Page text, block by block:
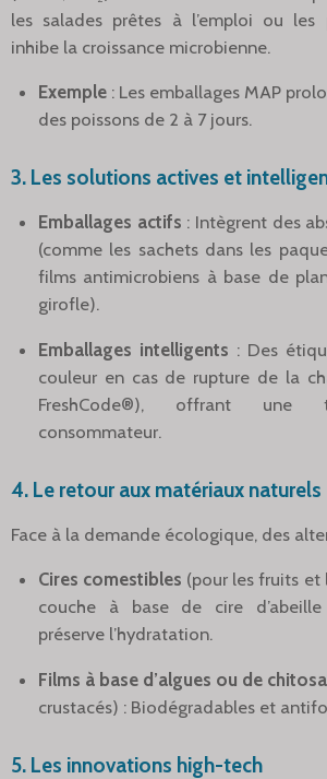
les salades prêtes à l’emploi ou les
inhibe la croissance microbienne.
Exemple : Les emballages MAP
des poissons de 2 à 7 jours.
3. Les solutions actives et
Emballages actifs : Intègrent des
(comme les sachets dans les
films antimicrobiens à base de
girofle).
Emballages intelligents : Des
couleur en cas de rupture de la
FreshCode®), offrant une
consommateur.
4. Le retour aux matériaux naturels
Face à la demande écologique, des
Cires comestibles (pour les fruits et
couche à base de cire
préserve l’hydratation.
Films à base d’algues ou de
crustacés) : Biodégradables et
5. Les innovations high-tech